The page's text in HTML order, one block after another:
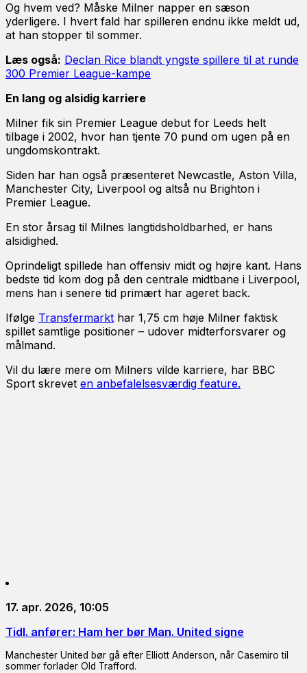
Og hvem ved? Måske Milner napper en sæson
yderligere. I hvert fald har spilleren endnu ikke meldt ud,
at han stopper til sommer.
Læs også: Declan Rice blandt yngste spillere til at runde
300 Premier League-kampe
En lang og alsidig karriere
Milner fik sin Premier League debut for Leeds helt
tilbage i 2002, hvor han tjente 70 pund om ugen på en
ungdomskontrakt.
Siden har han også præsenteret Newcastle, Aston Villa,
Manchester City, Liverpool og altså nu Brighton i
Premier League.
En stor årsag til Milnes langtidsholdbarhed, er hans
alsidighed.
Oprindeligt spillede han offensiv midt og højre kant. Hans
bedste tid kom dog på den centrale midtbane i Liverpool,
mens han i senere tid primært har ageret back.
Ifølge Transfermarkt har 1,75 cm høje Milner faktisk
spillet samtlige positioner – udover midterforsvarer og
målmand.
Vil du lære mere om Milners vilde karriere, har BBC
Sport skrevet en anbefalelsesværdig feature.
17. apr. 2026, 10:05
Tidl. anfører: Ham her bør Man. United signe
Manchester United bør gå efter Elliott Anderson, når Casemiro til
sommer forlader Old Trafford.